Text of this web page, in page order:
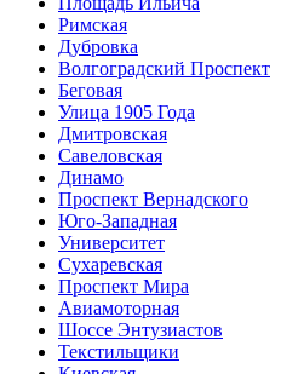
Римская
Дубровка
Волгоградский Проспект
Беговая
Улица 1905 Года
Дмитровская
Савеловская
Динамо
Проспект Вернадского
Юго-Западная
Университет
Сухаревская
Проспект Мира
Авиамоторная
Шоссе Энтузиастов
Текстильщики